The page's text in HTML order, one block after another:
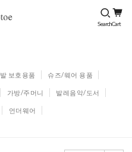
발 보호용품 슈즈/웨어 용품
가방/주머니 발레음악/도서
언더웨어